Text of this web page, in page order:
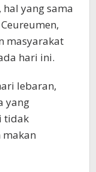
hal yang sama
masyarakat
hari ini.
lebaran,
yang
tidak